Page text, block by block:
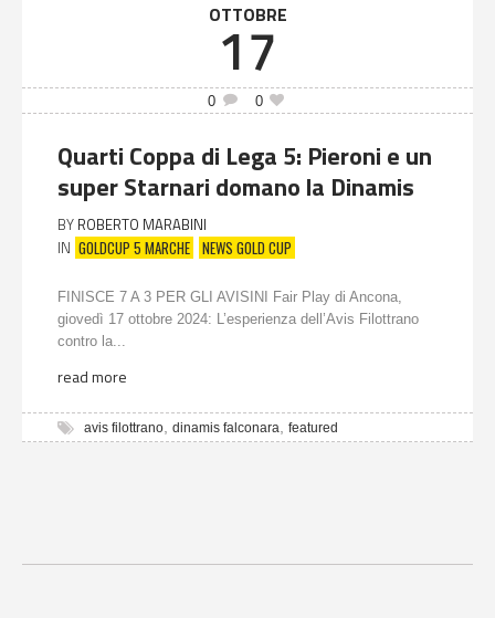
OTTOBRE
17
0 0
Quarti Coppa di Lega 5: Pieroni e un
super Starnari domano la Dinamis
BY ROBERTO MARABINI
IN GOLDCUP 5 MARCHE NEWS GOLD CUP
FINISCE 7 A 3 PER GLI AVISINI Fair Play di Ancona,
giovedì 17 ottobre 2024: L’esperienza dell’Avis Filottrano
contro la...
read more
avis filottrano dinamis falconara featured